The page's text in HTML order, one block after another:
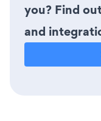
you? Find
and